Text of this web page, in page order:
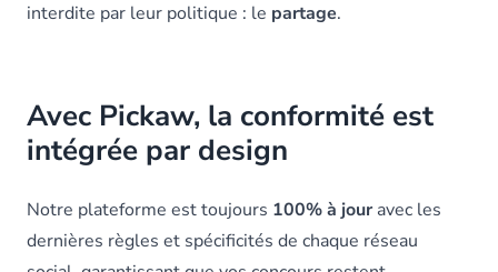
interdite par leur politique : le partage.
Avec Pickaw, la conformité est
intégrée par design
Notre plateforme est toujours 100% à jour avec les
dernières règles et spécificités de chaque réseau